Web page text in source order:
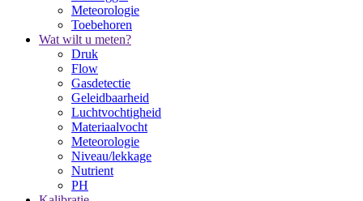
Meteorologie
Toebehoren
Wat wilt u meten?
Druk
Flow
Gasdetectie
Geleidbaarheid
Luchtvochtigheid
Materiaalvocht
Meteorologie
Niveau/lekkage
Nutrient
PH